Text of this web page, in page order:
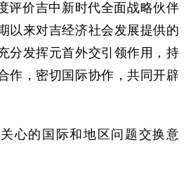
评价吉中新时代全面战略伙伴
以来对吉经济社会发展提供的
分发挥元首外交引领作用，持
作，密切国际协作，共同开辟
心的国际和地区问题交换意